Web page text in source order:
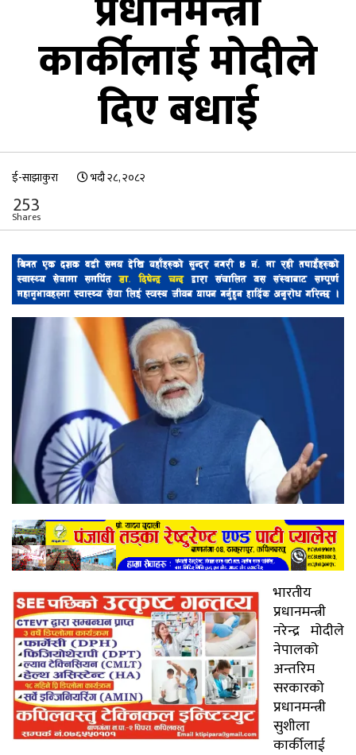
कार्कीलाई मोदीले
दिए बधाई
ई-साझाकुरा भदौ २८, २०८२
253
Shares
भारतीय
प्रधानमन्त्री
नरेन्द्र मोदीले
नेपालको
अन्तरिम
सरकारको
प्रधानमन्त्री
सुशीला
कार्कीलाई